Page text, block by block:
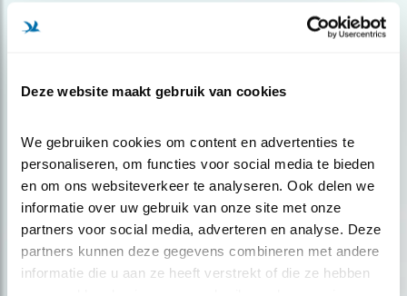
Deze website maakt gebruik van cookies
We gebruiken cookies om content en advertenties te
personaliseren, om functies voor social media te bieden
en om ons websiteverkeer te analyseren. Ook delen we
informatie over uw gebruik van onze site met onze
partners voor social media, adverteren en analyse. Deze
partners kunnen deze gegevens combineren met andere
informatie die u aan ze heeft verstrekt of die ze hebben
Meld je aan en ontvang nieuws, inspiratie, acties en tips
over vogels en activiteiten van Vogelbescherming.